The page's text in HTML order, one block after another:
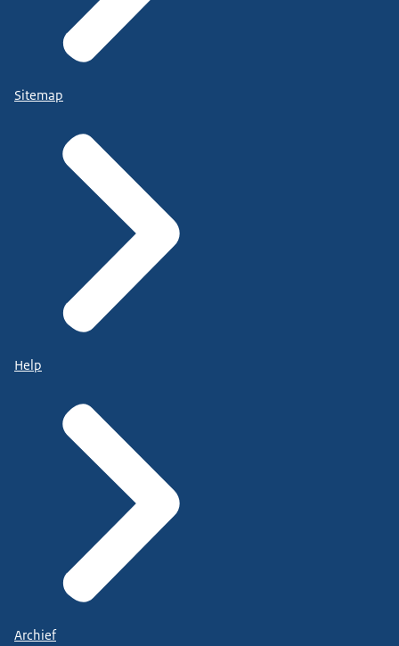
Sitemap
Help
Archief